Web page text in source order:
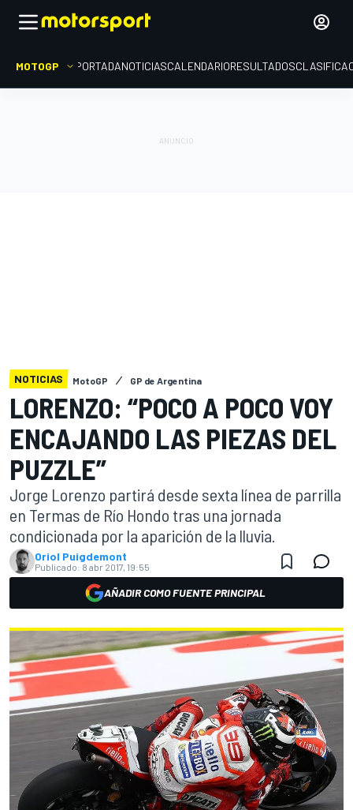
MOTOGP PORTADANOTICIASCALENDARIORESULTADOS
NOTICIAS MotoGP GP de Argentina
LORENZO: “POCO A POCO VOY
ENCAJANDO LAS PIEZAS DEL
PUZZLE”
Jorge Lorenzo partirá desde sexta línea de parrilla
en Termas de Río Hondo tras una jornada
condicionada por la aparición de la lluvia.
Oriol Puigdemont
Publicado: 8 abr 2017, 19:55
AÑADIR COMO FUENTE PRINCIPAL